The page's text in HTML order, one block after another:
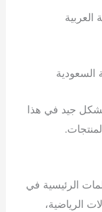
العربية
السعودية
بشكل جيد في هذا
الرئيسية في
الرياضية،